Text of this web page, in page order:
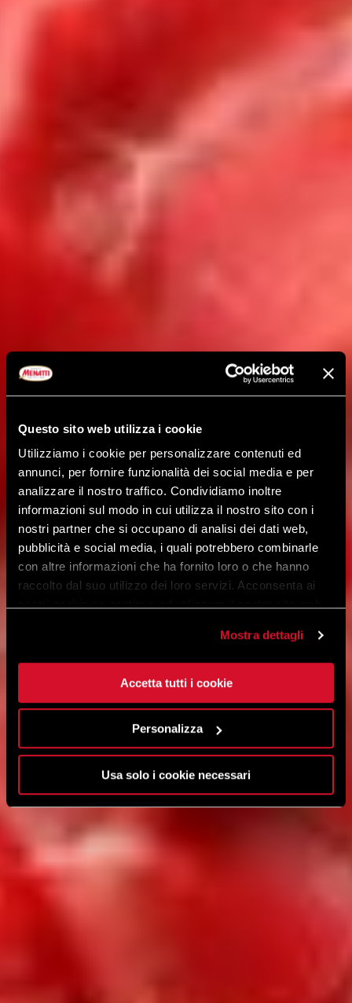
Questo sito web utilizza i cookie
Utilizziamo i cookie per personalizzare contenuti ed
annunci, per fornire funzionalità dei social media e per
analizzare il nostro traffico. Condividiamo inoltre
informazioni sul modo in cui utilizza il nostro sito con i
nostri partner che si occupano di analisi dei dati web,
pubblicità e social media, i quali potrebbero combinarle
con altre informazioni che ha fornito loro o che hanno
raccolto dal suo utilizzo dei loro servizi. Acconsenta ai
Mostra dettagli
Accetta tutti i cookie
Personalizza
Usa solo i cookie necessari